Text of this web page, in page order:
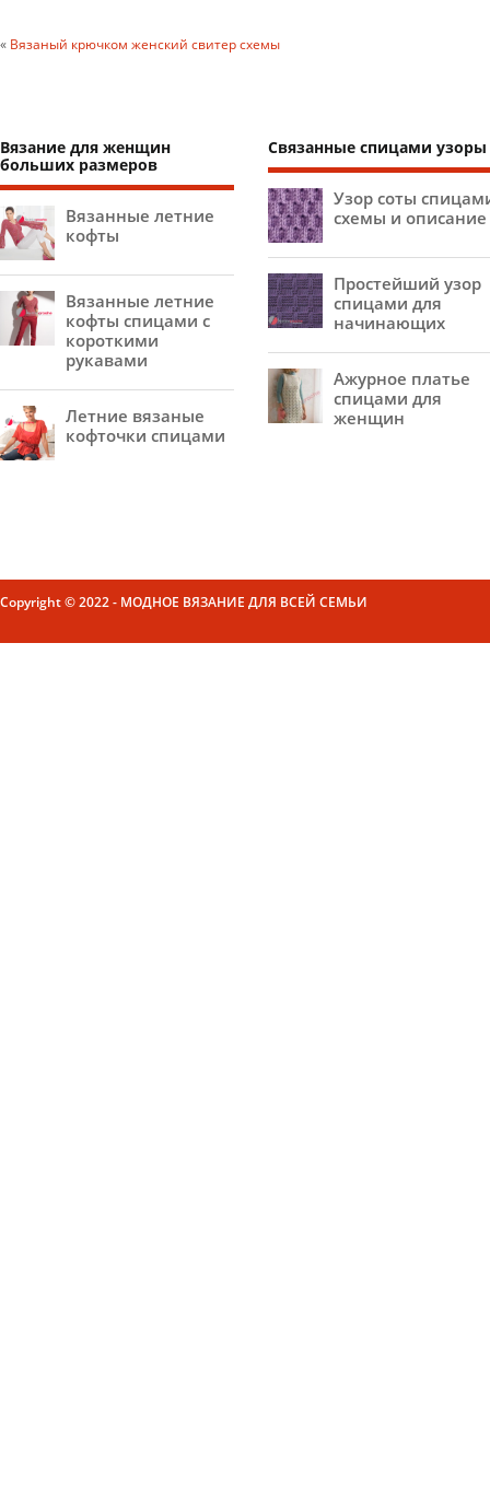
« Вязаный крючком женский свитер схемы
Вязание для женщин
больших размеров
Вязанные летние
кофты
Вязанные летние
кофты спицами с
короткими
рукавами
Летние вязаные
кофточки спицами
Связанные спицами узоры
Узор соты
схемы и описание
Простейший узор
спицами для
начинающих
Ажурное платье
спицами для
женщин
Copyright © 2022 - МОДНОЕ ВЯЗАНИЕ ДЛЯ ВСЕЙ СЕМЬИ